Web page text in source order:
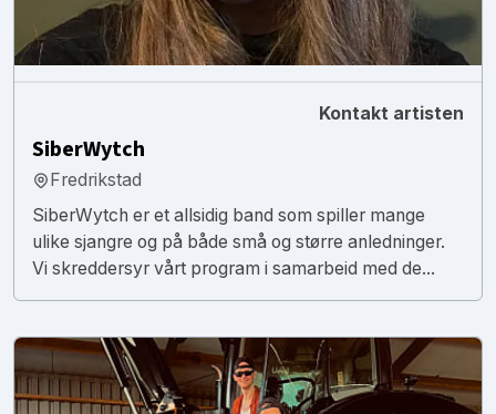
Kontakt artisten
SiberWytch
Fredrikstad
SiberWytch er et allsidig band som spiller mange
ulike sjangre og på både små og større anledninger.
Vi skreddersyr vårt program i samarbeid med de...